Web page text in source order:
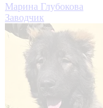
Марина Глубокова
Заводчик